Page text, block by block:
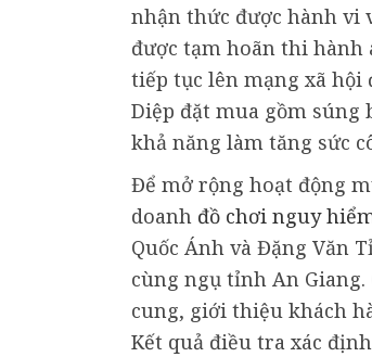
nhận thức được hành vi
được tạm hoãn thi hành
tiếp tục lên mạng xã hội
Diệp đặt mua gồm súng
khả năng làm tăng sức
Để mở rộng hoạt động
doanh đồ chơi nguy
Quốc Ánh và Đặng Văn
cùng ngụ tỉnh An
cung, giới thiệu khách
Kết quả điều tra xác